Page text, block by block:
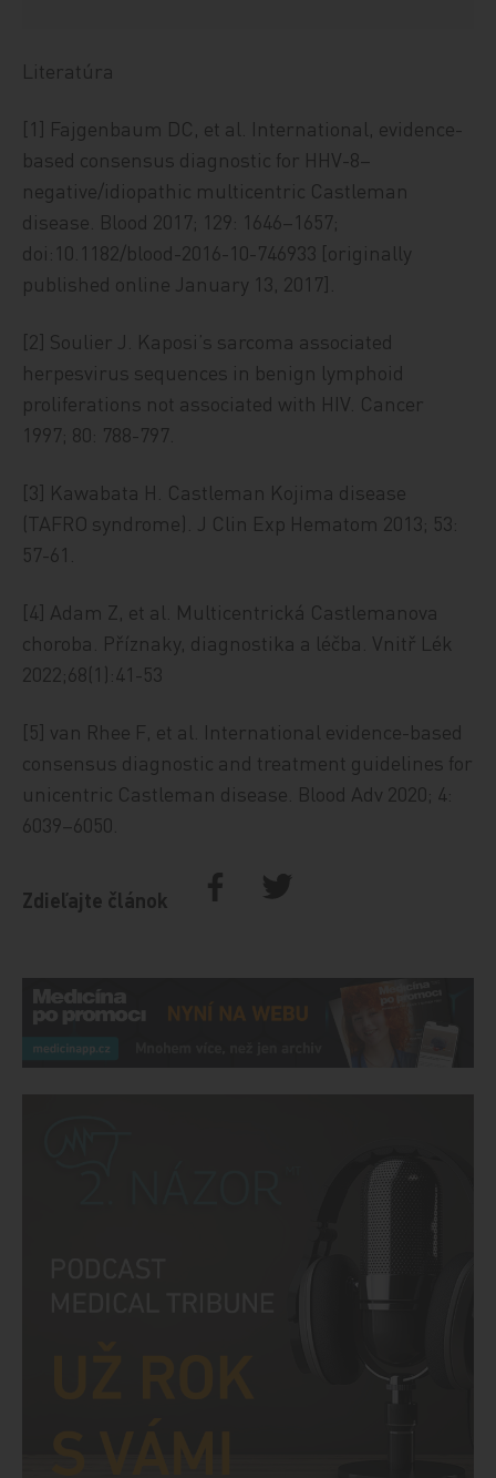
Literatúra
[1] Fajgenbaum DC, et al. International, evidence-
based consensus diagnostic for HHV-8–
negative/idiopathic multicentric Castleman
disease. Blood 2017; 129: 1646–1657;
doi:10.1182/blood-2016-10-746933 [originally
published online January 13, 2017].
[2] Soulier J. Kaposi’s sarcoma associated
herpesvirus sequences in benign lymphoid
proliferations not associated with HIV. Cancer
1997; 80: 788-797.
[3] Kawabata H. Castleman Kojima disease
(TAFRO syndrome). J Clin Exp Hematom 2013; 53:
57-61.
[4] Adam Z, et al. Multicentrická Castlemanova
choroba. Příznaky, diagnostika a léčba. Vnitř Lék
2022;68(1):41-53
[5] van Rhee F, et al. International evidence-based
consensus diagnostic and treatment guidelines for
unicentric Castleman disease. Blood Adv 2020; 4:
6039–6050.
Zdieľajte článok